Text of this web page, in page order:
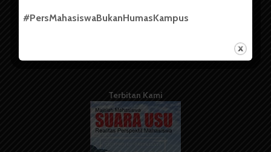
Kode Etik Jurnalistik
Terbitan Kami
#PersMahasiswaBukanHumasKampus